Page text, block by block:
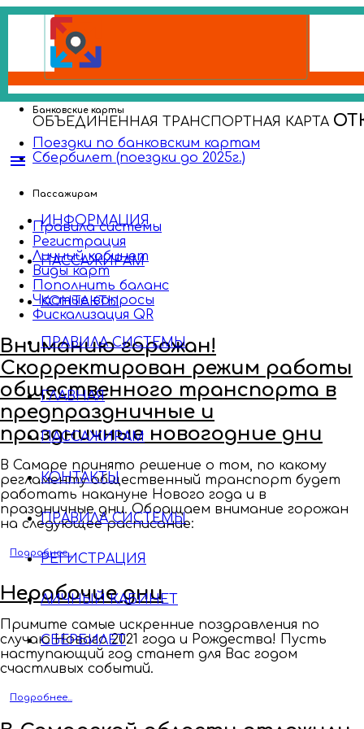
ОБЪЕДИНЕННАЯ ТРАНСПОРТНАЯ КАРТА
menu
ИНФОРМАЦИЯ
ПАССАЖИРАМ
КОНТАКТЫ
ПРАВИЛА СИСТЕМЫ
ГЛАВНАЯ
ПАССАЖИРАМ
КОНТАКТЫ
ПРАВИЛА СИСТЕМЫ
РЕГИСТРАЦИЯ
ЛИЧНЫЙ КАБИНЕТ
СБЕРБИЛЕТ
Банковские карты
Поездки по банковским картам
Сбербилет (поездки до 2025г.)
Пассажирам
Правила системы
Регистрация
Личный кабинет
Виды карт
Пополнить баланс
Частые вопросы
Фискализация QR
Вниманию горожан!
Скорректирован режим работы
общественного транспорта в
предпраздничные и
праздничные новогодние дни
В Самаре принято решение о том, по какому
регламенту общественный транспорт будет
работать накануне Нового года и в
праздничные дни. Обращаем внимание горожан
на следующее расписание:
Подробнее...
Нерабочие дни
Примите самые искренние поздравления по
случаю Нового 2021 года и Рождества! Пусть
наступающий год станет для Вас годом
счастливых событий.
Подробнее...